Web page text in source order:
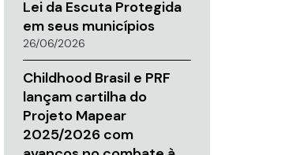
Lei da Escuta Protegida
em seus municípios
26/06/2026
Childhood Brasil e PRF
lançam cartilha do
Projeto Mapear
2025/2026 com